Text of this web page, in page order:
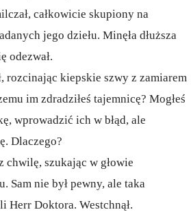
całkowicie skupiony na
jego dziełu. Minęła dłuższa
odezwał.
rozcinając kiepskie szwy z zamiarem
im zdradziłeś tajemnicę? Mogłeś
wprowadzić ich w błąd, ale
Dlaczego?
chwilę, szukając w głowie
Sam nie był pewny, ale taka
Herr Doktora. Westchnął.